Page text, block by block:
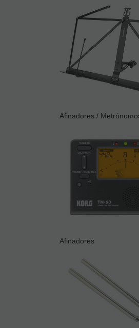
Afinadores /
Afinadores